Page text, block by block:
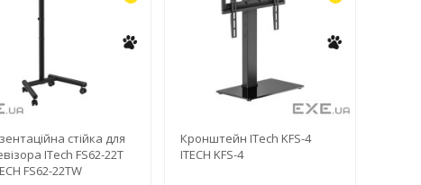
стійка для
ITech FS62-22T
FS62-22TW
Кронштейн ITech KFS-4
ITECH KFS-4